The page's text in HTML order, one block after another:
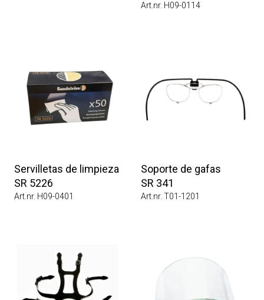
Art.nr. H09-0114
Servilletas de limpieza
SR 5226
Art.nr. H09-0401
Soporte de gafas
SR 341
Art.nr. T01-1201